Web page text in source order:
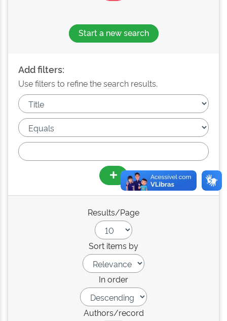
Start a new search
Add filters:
Use filters to refine the search results.
Results/Page
Sort items by
In order
Authors/record